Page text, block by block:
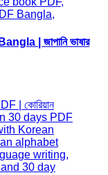
| জাপানি ভাষার